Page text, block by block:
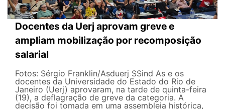
Docentes da Uerj aprovam greve e
ampliam mobilização por recomposição
salarial
Fotos: Sérgio Franklin/Asduerj SSind As e os
docentes da Universidade do Estado do Rio de
Janeiro (Uerj) aprovaram, na tarde de quinta-feira
(19), a deflagração de greve da categoria. A
decisão foi tomada em uma assembleia histórica,